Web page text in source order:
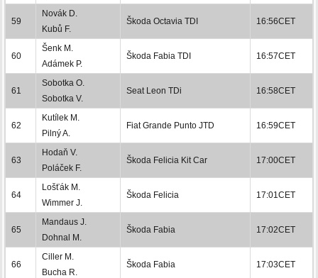
59
Novák D.
Kubů F.
Škoda Octavia TDI 16:56CET
60
Šenk M.
Adámek P.
Škoda Fabia TDI 16:57CET
61
Sobotka O.
Sobotka V.
Seat Leon TDi 16:58CET
62
Kutílek M.
Pilný A.
Fiat Grande Punto JTD 16:59CET
63
Hodaň V.
Poláček F.
Škoda Felicia Kit Car 17:00CET
64
Lošťák M.
Wimmer J.
Škoda Felicia 17:01CET
65
Mandaus J.
Dohnal M.
Škoda Fabia 17:02CET
66
Ciller M.
Bucha R.
Škoda Fabia 17:03CET